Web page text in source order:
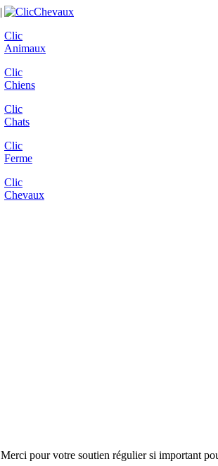
|
Clic
Animaux
Clic
Chiens
Clic
Chats
Clic
Ferme
Clic
Chevaux
Merci pour votre soutien régulier si important